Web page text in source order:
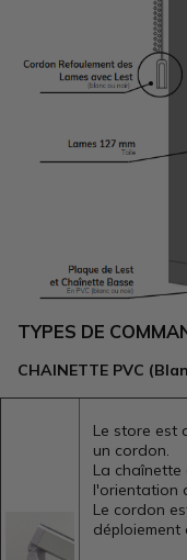
TYPES DE
CHAINETTE PVC
Le store est
un cordon.
La chaînette
l'orientation
Le cordon
déploiement